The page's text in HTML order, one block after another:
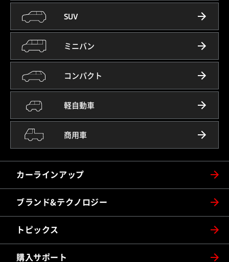
SUV
ミニバン
コンパクト
軽自動車
商用車
カーラインアップ
ブランド&テクノロジー
トピックス
購入サポート